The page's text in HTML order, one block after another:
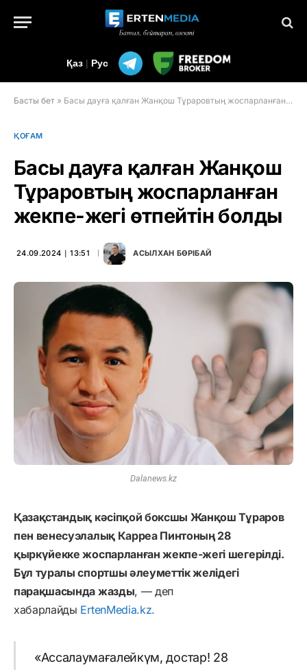
Қаз | Рус
Басты бет » Басы дауға қалған Жанқош Тұраровтың жоспарланған жекпе-жегі өтпейтін болды
ҚОҒАМ
Басы дауға қалған Жанқош
Тұраровтың жоспарланған
жекпе-жегі өтпейтін болды
24.09.2024 ∣ 13:51 АСЫЛХАН БӨРІБАЙ
Dalanews.kz
Қазақстандық кәсіпқой боксшы Жанқош Тұраров
пен венесуэлалық Карреа Пинтоның 28
қыркүйекке жоспарланған жекпе-жегі шегерілді.
Бұл туралы спортшы әлеуметтік желідегі
парақшасында жазды, — деп
хабарлайды ErtenMedia.kz.
«Ассалаумағалейкүм, достар! 28